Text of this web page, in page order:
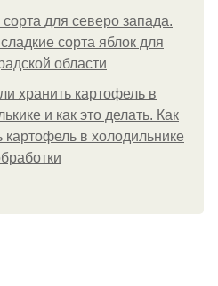
для северо запада.
сорта яблок для
области
хранить картофель в
и как это делать. Как
картофель в холодильнике